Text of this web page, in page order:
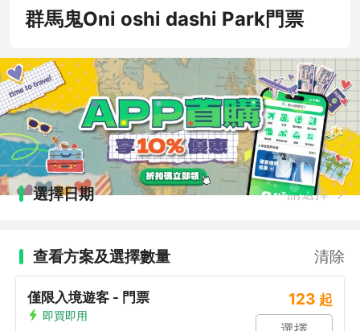
群馬鬼Oni oshi dashi Park門票
選擇日期 請選擇
查看方案及選擇數量 清除
僅限入境遊客 - 門票
即買即用
123 起